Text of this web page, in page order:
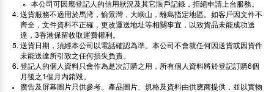
本公司可因應登記人的信用狀況及其它賬戶記錄，拒絕申請上台服務。
送貨服務不適用於馬湾，愉景灣，大嶼山，離島指定地區。如客戶因文件不
齊全，文件資料不正確，更改運送地址等相關事宜，以致貨品未能成功送
達，3香港保留收取運費權利。
送貨日期，須經本公司以電話確認為準。本公司不會就任何因送貨或因貨件
未能送達所引致之任何損失負責。
登記人的個人資料只會作為是次訂購之用，所有個人資料將於登記訂購6個
月後之1個月內銷毀。
廣告及屏幕圖片只供參考。產品圖片、規格及資料由供應商提供，並以實物